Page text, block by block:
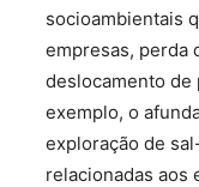
socioambientais
empresas, perda
deslocamento de
exemplo, o
exploração de
relacionadas aos